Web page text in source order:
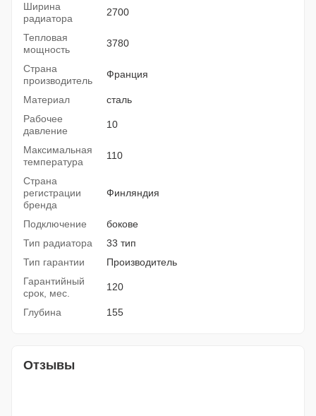
Ширина
радиатора
2700
Тепловая
мощность
3780
Страна
производитель
Франция
Материал
сталь
Рабочее
давление
10
Максимальная
температура
110
Страна
регистрации
бренда
Финляндия
Подключение
бокове
Тип радиатора
33 тип
Тип гарантии
Производитель
Гарантийный
срок, мес.
120
Глубина 155
Отзывы